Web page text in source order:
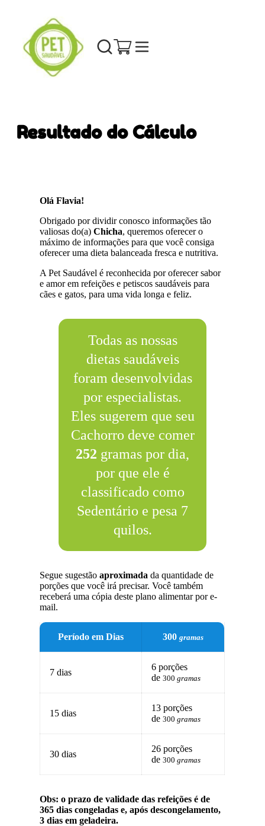
Resultado do Cálculo
Olá Flavia!
Obrigado por dividir conosco informações tão
valiosas do(a)Chicha, queremos oferecer o
máximo de informações para que você consiga
oferecer uma dieta balanceada fresca e nutritiva.
A Pet Saudável é reconhecida por oferecer sabor
e amor em refeições e petiscos saudáveis para
cães e gatos, para uma vida longa e feliz.
Todas as nossas
dietas saudáveis
foram desenvolvidas
por especialistas.
Eles sugerem que seu
Cachorro deve comer
252 gramas por dia,
por que ele é
classificado como
Sedentário e pesa 7
quilos.
Segue sugestãoaproximada da quantidade de
porções que você irá precisar. Você também
receberá uma cópia deste plano alimentar por e-
mail.
Período em Dias 300gramas
7 dias
6 porções
de300gramas
15 dias
13 porções
de300gramas
30 dias
26 porções
de300gramas
Obs: o prazo de validade das refeições é de
365 dias congeladas e, após descongelamento,
3 dias em geladeira.